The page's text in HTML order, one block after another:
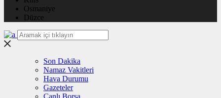
Osmaniye
Düzce
Son Dakika
Namaz Vakitleri
Hava Durumu
Gazeteler
Canlı Borsa